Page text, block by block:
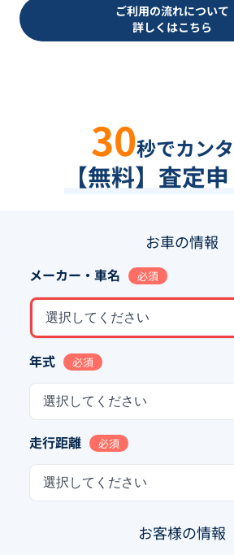
ご利用の流れについて
詳しくはこちら
30秒でカンタ
【無料】査定
お車の情報
メーカー・車名 必須
選択してください
年式 必須
選択してください
走行距離 必須
選択してください
お客様の情報